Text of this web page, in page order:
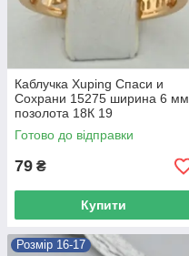
Каблучка Xuping Спаси и
Сохрани 15275 ширина 6 мм
позолота 18К 19
Готово до відправки
79 ₴
Купити
Розмір 16-17